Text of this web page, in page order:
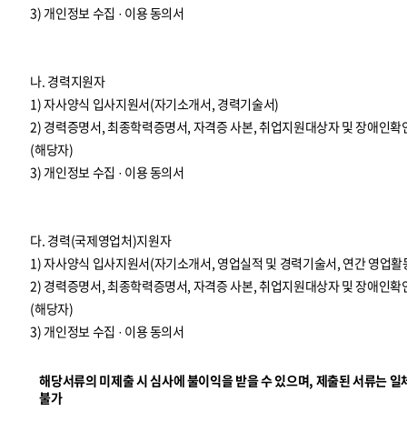
3) 개인정보 수집 · 이용 동의서
나. 경력지원자
1) 자사양식 입사지원서(자기소개서, 경력기술서)
2) 경력증명서, 최종학력증명서, 자격증 사본, 취업지원대상자 및 장애인확
(해당자)
3) 개인정보 수집 · 이용 동의서
다. 경력(국제영업처)지원자
1) 자사양식 입사지원서(자기소개서, 영업실적 및 경력기술서, 연간 영업활
2) 경력증명서, 최종학력증명서, 자격증 사본, 취업지원대상자 및 장애인확
(해당자)
3) 개인정보 수집 · 이용 동의서
해당서류의 미제출 시 심사에 불이익을 받을 수 있으며, 제출된 서류는 일
불가